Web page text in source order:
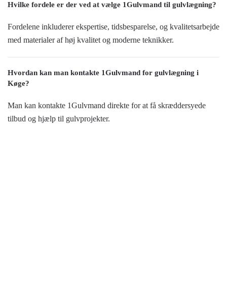
Hvilke fordele er der ved at vælge 1Gulvmand til gulvlægning?
Fordelene inkluderer ekspertise, tidsbesparelse, og kvalitetsarbejde
med materialer af høj kvalitet og moderne teknikker.
Hvordan kan man kontakte 1Gulvmand for gulvlægning i
Køge?
Man kan kontakte 1Gulvmand direkte for at få skræddersyede
tilbud og hjælp til gulvprojekter.